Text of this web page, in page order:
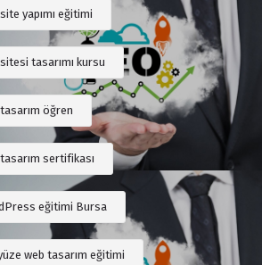
yapımı eğitimi
tasarımı kursu
öğren
sertifikası
eğitimi Bursa
web tasarım eğitimi